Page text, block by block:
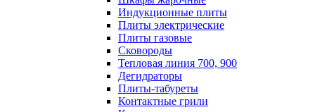
Индукционные плиты
Плиты электрические
Плиты газовые
Сковороды
Тепловая линия 700, 900
Дегидраторы
Плиты-табуреты
Контактные грили